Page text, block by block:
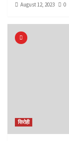
August 12, 2023
0
सिरोही